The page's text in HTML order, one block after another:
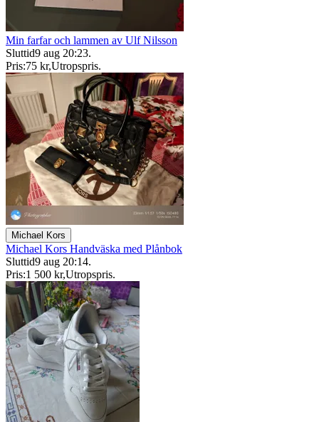
Min farfar och lammen av Ulf Nilsson
Sluttid9 aug 20:23.
Pris:75 kr,Utropspris.
Michael Kors
Michael Kors Handväska med Plånbok
Sluttid9 aug 20:14.
Pris:1 500 kr,Utropspris.